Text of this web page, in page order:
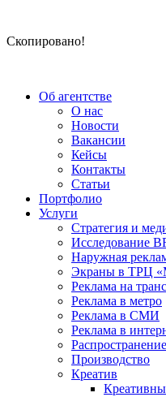
Скопировано!
Об агентстве
О нас
Новости
Вакансии
Кейсы
Контакты
Статьи
Портфолио
Услуги
Стратегия и
Исследование
Наружная
Экраны в ТРЦ
Реклама на
Реклама в метро
Реклама в СМИ
Реклама в
Производство
Креатив